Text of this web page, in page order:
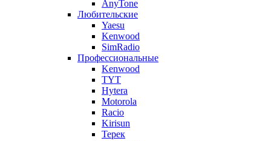
AnyTone
Любительские
Yaesu
Kenwood
SimRadio
Профессиональные
Kenwood
TYT
Hytera
Motorola
Racio
Kirisun
Терек